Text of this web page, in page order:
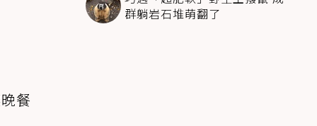
餐
群躺岩石堆萌翻了